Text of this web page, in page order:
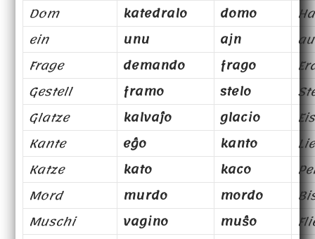
Dom
katedralo domo
ein
unu ajn
Frage
demando frago
Gestell
framo stelo
Glatze
kalvaĵo glacio
Eis
Kante
eĝo kanto
Katze
kato kaco
Mord
murdo mordo
Muschi
vagino muŝo